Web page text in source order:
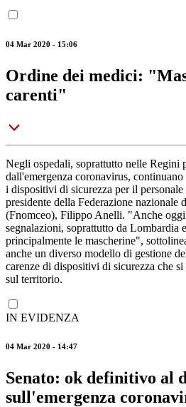
04 Mar 2020 - 15:06
Ordine dei medici:
carenti"
Negli ospedali, soprattutto nelle Regini
dall'emergenza coronavirus, continuano
i dispositivi di sicurezza per il
presidente della Federazione nazionale
(Fnomceo), Filippo Anelli. "Anche
segnalazioni, soprattutto da Lombardia
principalmente le mascherine",
anche un diverso modello di gestione
carenze di dispositivi di sicurezza che
sul territorio.
IN EVIDENZA
04 Mar 2020 - 14:47
Senato: ok definitivo al
sull'emergenza